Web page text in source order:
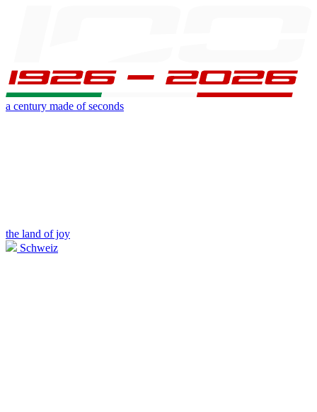
a century made of seconds
the land of joy
Schweiz